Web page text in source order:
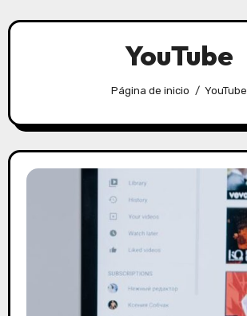
YouTube
Página de inicio YouTube